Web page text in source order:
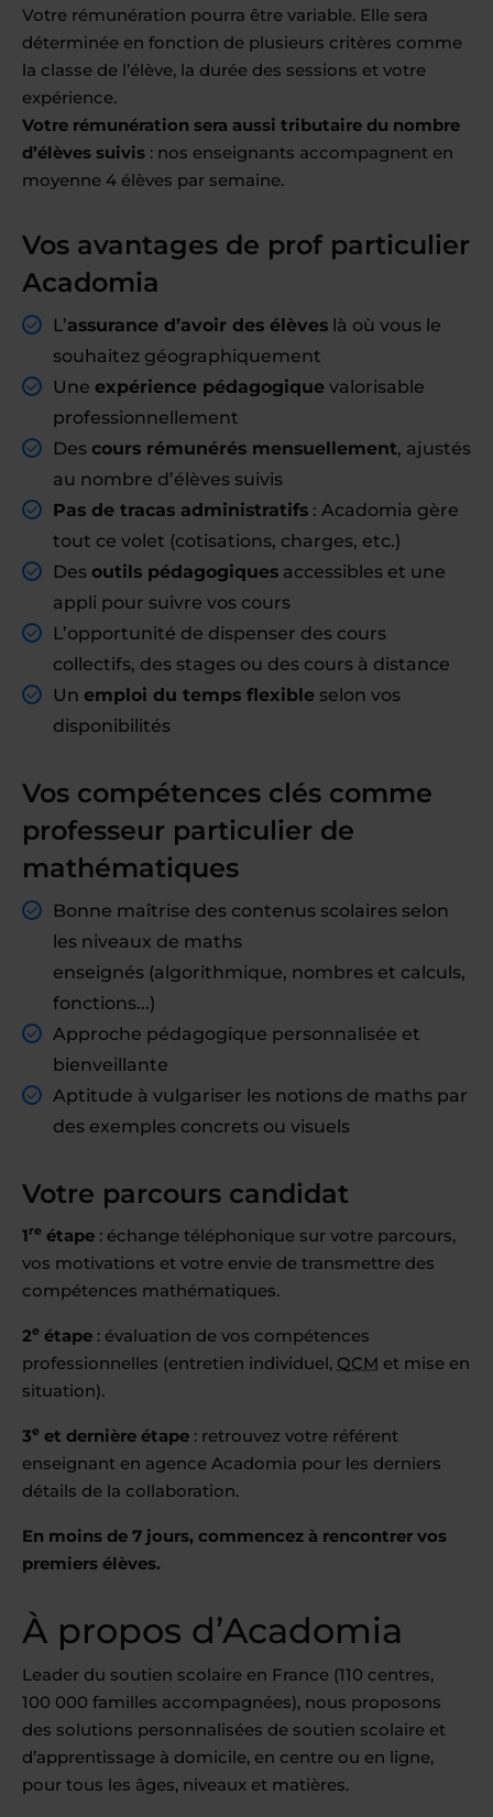
Votre rémunération pourra être variable. Elle sera
déterminée en fonction de plusieurs critères comme
la classe de l’élève, la durée des sessions et votre
expérience.
Votre rémunération sera aussi tributaire du nombre
d’élèves suivis : nos enseignants accompagnent en
moyenne 4 élèves par semaine.
Vos avantages de prof particulier
Acadomia
L’assurance d’avoir des élèves là où vous le
souhaitez géographiquement
Une expérience pédagogique valorisable
professionnellement
Des cours rémunérés mensuellement, ajustés
au nombre d’élèves suivis
Pas de tracas administratifs : Acadomia gère
tout ce volet (cotisations, charges, etc.)
Des outils pédagogiques accessibles et une
appli pour suivre vos cours
L’opportunité de dispenser des cours
collectifs, des stages ou des cours à distance
Un emploi du temps flexible selon vos
disponibilités
Vos compétences clés comme
professeur particulier de
mathématiques
Bonne maîtrise des contenus scolaires selon
les niveaux de maths
enseignés (algorithmique, nombres et calculs,
fonctions...)
Approche pédagogique personnalisée et
bienveillante
Aptitude à vulgariser les notions de maths par
des exemples concrets ou visuels
Votre parcours candidat
1re étape : échange téléphonique sur votre parcours,
vos motivations et votre envie de transmettre des
compétences mathématiques.
2e étape : évaluation de vos compétences
professionnelles (entretien individuel, QCM et mise en
situation).
3e et dernière étape : retrouvez votre référent
enseignant en agence Acadomia pour les derniers
détails de la collaboration.
En moins de 7 jours, commencez à rencontrer vos
premiers élèves.
À propos d’Acadomia
Leader du soutien scolaire en France (110 centres,
100 000 familles accompagnées), nous proposons
des solutions personnalisées de soutien scolaire et
d’apprentissage à domicile, en centre ou en ligne,
pour tous les âges, niveaux et matières.